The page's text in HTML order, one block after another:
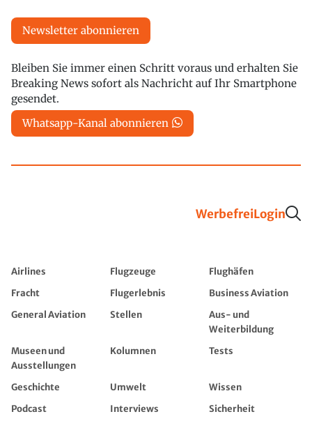
Newsletter abonnieren
Bleiben Sie immer einen Schritt voraus und erhalten Sie
Breaking News sofort als Nachricht auf Ihr Smartphone
gesendet.
Whatsapp-Kanal abonnieren
WerbefreiLogin
Airlines Flugzeuge
Flughäfen
Fracht
Flugerlebnis
Business Aviation
General Aviation
Stellen
Aus- und
Weiterbildung
Museen und
Ausstellungen
Kolumnen Tests
Geschichte Umwelt
Wissen
Podcast
Interviews
Sicherheit